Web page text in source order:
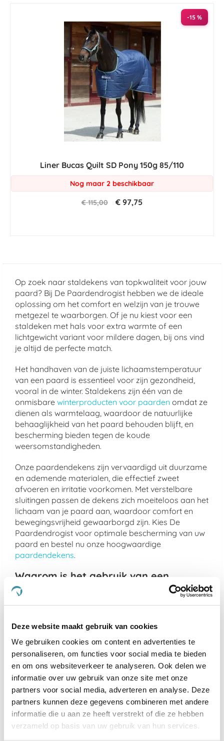
Deze website maakt gebruik van cookies
We gebruiken cookies om content en advertenties te
personaliseren, om functies voor social media te bieden
en om ons websiteverkeer te analyseren. Ook delen we
informatie over uw gebruik van onze site met onze
partners voor social media, adverteren en analyse. Deze
partners kunnen deze gegevens combineren met andere
informatie die u aan ze heeft verstrekt of die ze hebben
verzameld op basis van uw gebruik van hun services.
-15 %
Liner Bucas Quilt SD Pony 150g 85/110
Nog maar 2 beschikbaar
€ 115,00 € 97,75
Op zoek naar staldekens van topkwaliteit voor jouw
paard? Bij De Paardendrogist hebben we de ideale
oplossing om het comfort en welzijn van je trouwe
metgezel te waarborgen. Of je nu kiest voor een
staldeken met hals voor extra warmte of een
lichtgewicht variant voor mildere dagen, bij ons vind
je altijd de perfecte match.
Het handhaven van de juiste lichaamstemperatuur
van een paard is essentieel voor zijn gezondheid,
vooral in de winter. Staldekens zijn één van de
onmisbare winterproducten voor paarden omdat ze
dienen als warmtelaag, waardoor de natuurlijke
behaaglijkheid van het paard behouden blijft, en
bescherming bieden tegen de koude
weersomstandigheden.
Onze paardendekens zijn vervaardigd uit duurzame
en ademende materialen, die effectief zweet
afvoeren en irritatie voorkomen. Met verstelbare
sluitingen passen de dekens zich moeiteloos aan het
lichaam van je paard aan, waardoor comfort en
bewegingsvrijheid gewaarborgd zijn. Kies De
Paardendrogist voor optimale bescherming van uw
paard en bestel nu onze hoogwaardige
paardendekens.
Waarom is het gebruik van een
staldeken belangrijk voor mijn paard?
Het gebruik van een staldeken is cruciaal voor de
tegen kou en vochtigheid in de stal. Het biedt niet
alleen comfort maar helpt ook om de optimale
lichaamstemperatuur te handhaven, waardoor
spierspanning wordt verminderd en de algehele
welzijn van je paard wordt bevorderd. Bovendien
voorkomt het de groei van ongewenste bacteriën en
schimmels die kunnen ontstaan door vochtige
omgevingen.
Welke dikte moet mijn staldeken